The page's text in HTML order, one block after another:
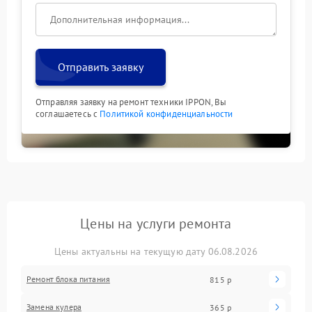
Отправить заявку
Отправляя заявку на ремонт техники IPPON, Вы
соглашаетесь с Политикой конфиденциальности
Цены на услуги ремонта
Цены актуальны на текущую дату 06.08.2026
Ремонт блока питания 815 р
Замена кулера 365 р